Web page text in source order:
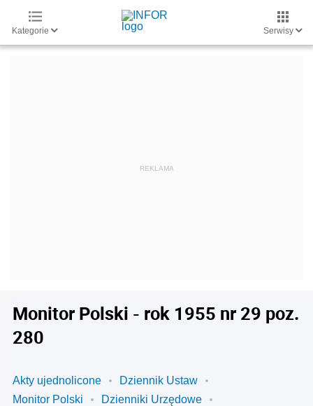
Kategorie Serwisy
Monitor Polski - rok 1955 nr 29 poz.
280
Akty ujednolicone
Dziennik Ustaw
Monitor Polski
Dzienniki Urzędowe